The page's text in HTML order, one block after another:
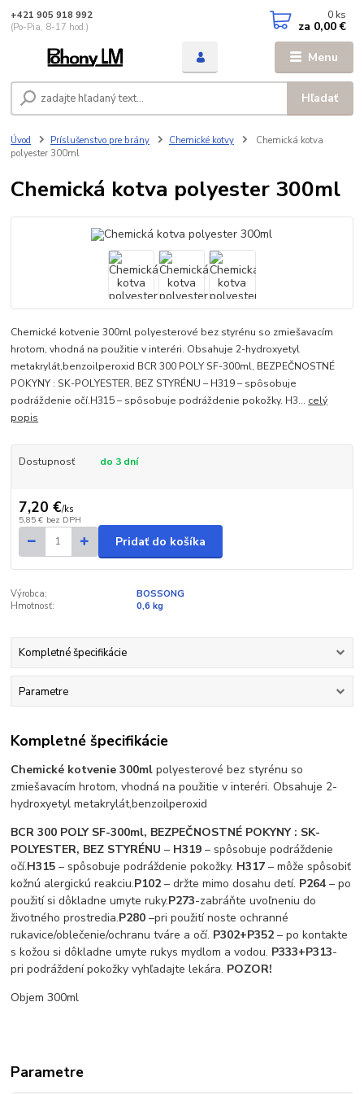
Menu
Hľadať
+421 905 918 992
(Po-Pia, 8-17 hod.)
0 ks
za 0,00 €
Úvod Príslušenstvo pre brány Chemické kotvy
Chemická kotva
polyester 300ml
Chemická kotva polyester 300ml
Chemické kotvenie 300ml polyesterové bez styrénu so zmiešavacím
hrotom, vhodná na použitie v interéri. Obsahuje 2-hydroxyetyl
metakrylát,benzoilperoxid BCR 300 POLY SF-300ml, BEZPEČNOSTNÉ
POKYNY : SK-POLYESTER, BEZ STYRÉNU – H319 – spôsobuje
podráždenie očí.H315 – spôsobuje podráždenie pokožky. H3... celý
popis
Dostupnosť do 3 dní
7,20 €/ks
5,85 € bez DPH
Pridať do košíka
Výrobca:
BOSSONG
Hmotnosť:
0,6 kg
Kompletné špecifikácie
Parametre
Kompletné špecifikácie
Chemické kotvenie 300ml polyesterové bez styrénu so
zmiešavacím hrotom, vhodná na použitie v interéri. Obsahuje 2-
hydroxyetyl metakrylát,benzoilperoxid
BCR 300 POLY SF-300ml, BEZPEČNOSTNÉ POKYNY : SK-
POLYESTER, BEZ STYRÉNU– H319– spôsobuje podráždenie
očí.H315– spôsobuje podráždenie pokožky. H317– môže spôsobiť
kožnú alergickú reakciu.P102– držte mimo dosahu detí. P264– po
použití si dôkladne umyte ruky.P273-zabráňte uvoľneniu do
životného prostredia.P280–pri použití noste ochranné
rukavice/oblečenie/ochranu tváre a očí. P302+P352– po kontakte
s kožou si dôkladne umyte rukys mydlom a vodou. P333+P313-
pri podráždení pokožky vyhľadajte lekára. POZOR!
Objem 300ml
Parametre